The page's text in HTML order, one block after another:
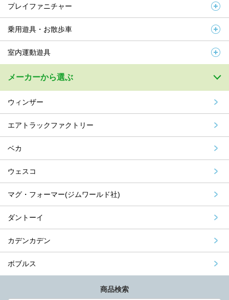
プレイファニチャー
乗用遊具・お散歩車
室内運動遊具
メーカーから選ぶ
ウィンザー
エアトラックファクトリー
ベカ
ウェスコ
マグ・フォーマー(ジムワールド社)
ダントーイ
カデンカデン
ボブルス
商品検索